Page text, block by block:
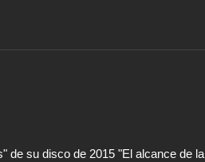
de su disco de 2015 "El alcance de la